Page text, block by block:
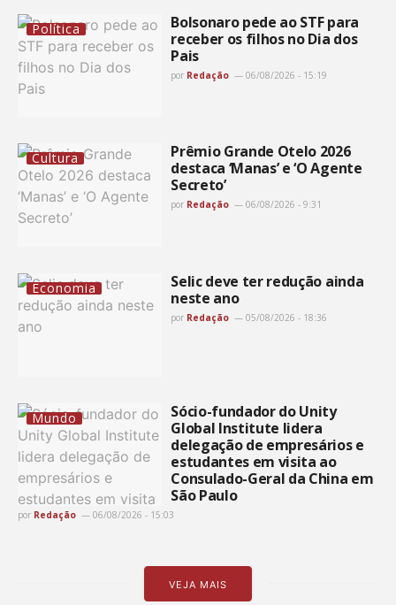
Política
Bolsonaro pede ao STF para
receber os filhos no Dia dos
Pais
por Redação 06/08/2026 - 15:19
Cultura
Prêmio Grande Otelo 2026
destaca ‘Manas’ e ‘O Agente
Secreto’
por Redação 06/08/2026 - 9:31
Economia
Selic deve ter redução ainda
neste ano
por Redação 05/08/2026 - 18:36
Mundo
Sócio-fundador do Unity
Global Institute lidera
delegação de empresários e
estudantes em visita ao
Consulado-Geral da China em
São Paulo
por Redação 06/08/2026 - 15:03
VEJA MAIS